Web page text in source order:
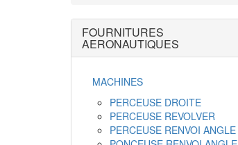
FOURNITURES
AERONAUTIQUES
MACHINES
PERCEUSE DROITE
PERCEUSE REVOLVER
PERCEUSE RENVOI ANGLE